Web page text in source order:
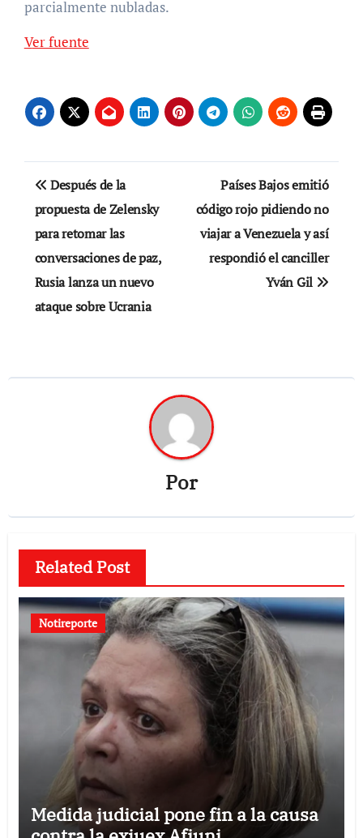
parcialmente nubladas.
Ver fuente
Navegación
de
entradas
Después de la
propuesta de Zelensky
para retomar las
conversaciones de paz,
Rusia lanza un nuevo
ataque sobre Ucrania
Países Bajos emitió
código rojo pidiendo no
viajar a Venezuela y así
respondió el canciller
Yván Gil
Por
Related Post
Notireporte
Medida judicial pone fin a la causa